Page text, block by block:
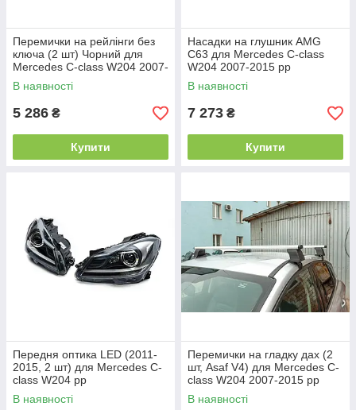
Перемички на рейлінги без
ключа (2 шт) Чорний для
Mercedes C-class W204 2007-
2015 рр
В наявності
5 286 ₴
Купити
Насадки на глушник AMG
C63 для Mercedes C-class
W204 2007-2015 рр
В наявності
7 273 ₴
Купити
Передня оптика LED (2011-
2015, 2 шт) для Mercedes C-
class W204 рр
В наявності
Перемички на гладку дах (2
шт, Asaf V4) для Mercedes C-
class W204 2007-2015 рр
В наявності